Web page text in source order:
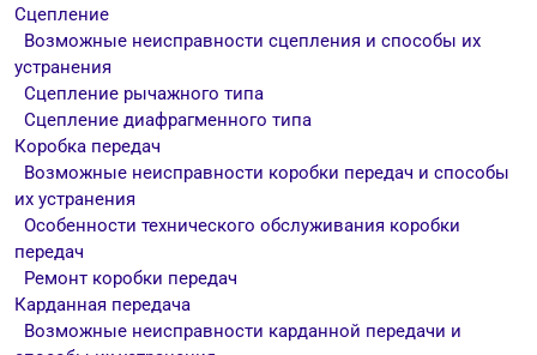
Сцепление
Возможные неисправности сцепления и способы их
устранения
Сцепление рычажного типа
Сцепление диафрагменного типа
Коробка передач
Возможные неисправности коробки передач и способы
их устранения
Особенности технического обслуживания коробки
передач
Ремонт коробки передач
Карданная передача
Возможные неисправности карданной передачи и